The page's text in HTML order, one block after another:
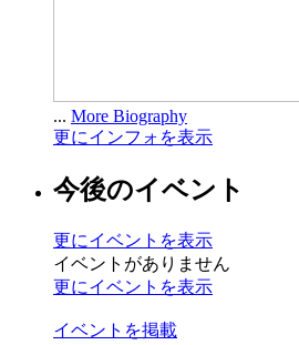
... More Biography
更にインフォを表示
今後のイベント
更にイベントを表示
イベントがありません
更にイベントを表示
イベントを掲載